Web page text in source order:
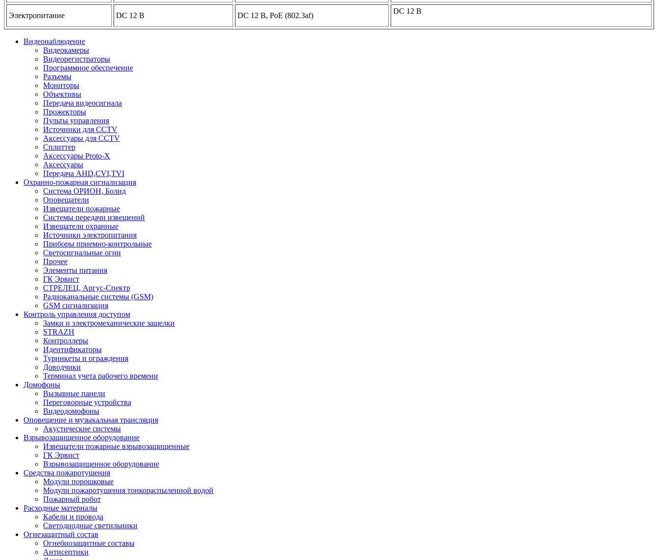
Электропитание DC 12 В DC 12 В, PoE (802.3af)
DC 12 В
Видеонаблюдение
Видеокамеры
Видеорегистраторы
Программное обеспечение
Разъемы
Мониторы
Объективы
Передача видеосигнала
Прожекторы
Пульты управления
Источники для CCTV
Аксессуары для CCTV
Сплиттер
Аксессуары Proto-X
Аксессуары
Передача AHD,CVI,TVI
Охранно-пожарная сигнализация
Система ОРИОН, Болид
Оповещатели
Извещатели пожарные
Системы передачи извещений
Извещатели охранные
Источники электропитания
Приборы приемно-контрольные
Светосигнальные огни
Прочее
Элементы питания
ГК Эрвист
СТРЕЛЕЦ, Аргус-Спектр
Радиоканальные системы (GSM)
GSM сигнализация
Контроль управления доступом
Замки и электромеханические защелки
STRAZH
Контроллеры
Идентификаторы
Турникеты и ограждения
Доводчики
Терминал учета рабочего времени
Домофоны
Вызывные панели
Переговорные устройства
Видеодомофоны
Оповещение и музыкальная трансляция
Акустические системы
Взрывозащищенное оборудование
Извещатели пожарные взрывозащищенные
ГК Эрвист
Взрывозащищенное оборудование
Средства пожаротушения
Модули порошковые
Модули пожаротушения тонкораспыленной водой
Пожарный робот
Расходные материалы
Кабели и провода
Светодиодные светильники
Огнезащитный состав
Огнебиозащитные составы
Антисептики